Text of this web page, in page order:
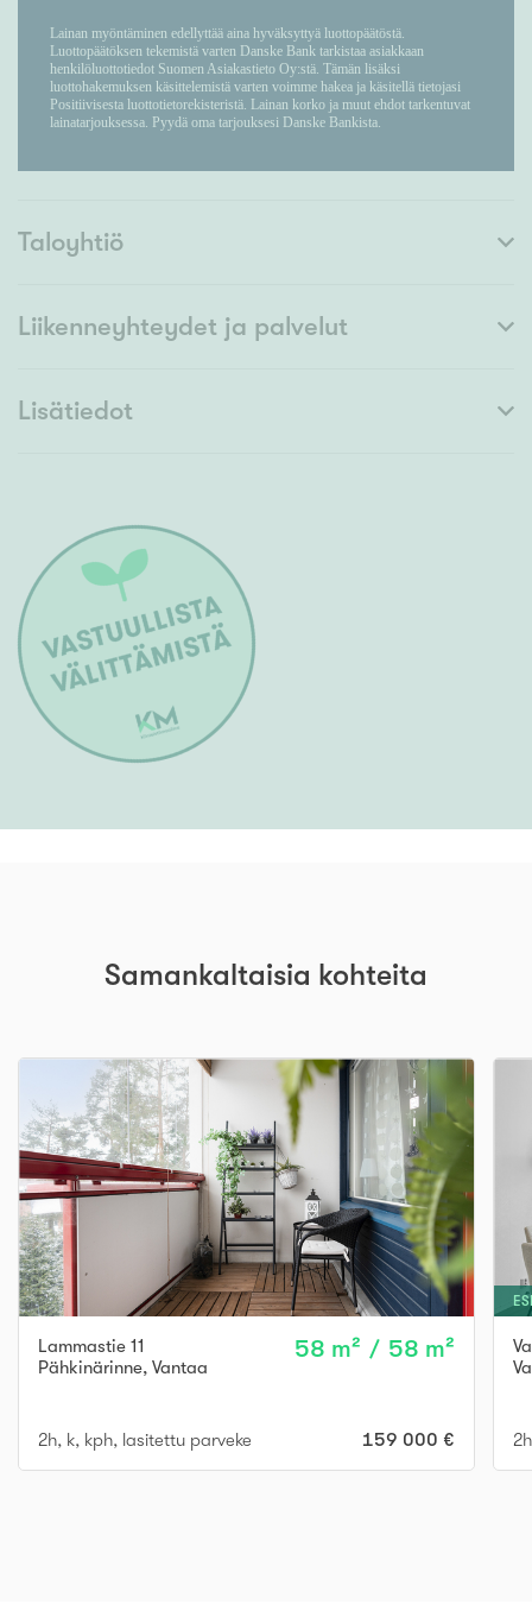
Taloyhtiö
Liikenneyhteydet ja palvelut
Lisätiedot
Samankaltaisia kohteita
Lammastie 11
Pähkinärinne, Vantaa
58 m² / 58 m²
2h, k, kph, lasitettu parveke 159 000 €